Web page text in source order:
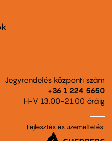
Jegyrendelés központi szám
+36 1 224 5650
H-V 13.00-21.00 óráig
Fejlesztés és üzemeltetés: